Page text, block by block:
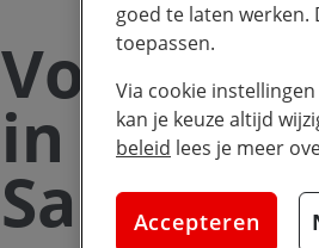
Vodafone
in tegen
Sardinië
goed te laten
toepassen.
Via cookie
kan je keuze altijd
beleid lees je meer
Accepteren